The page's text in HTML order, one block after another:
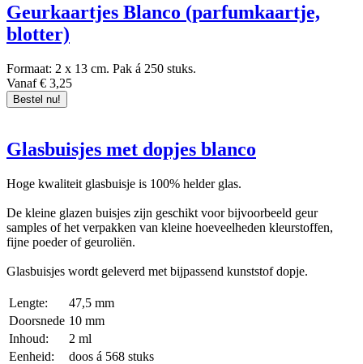
Geurkaartjes Blanco (parfumkaartje,
blotter)
Formaat: 2 x 13 cm. Pak á 250 stuks.
Vanaf € 3,25
Bestel nu!
Glasbuisjes met dopjes blanco
Hoge kwaliteit glasbuisje is 100% helder glas.
De kleine glazen buisjes zijn geschikt voor bijvoorbeeld geur
samples of het verpakken van kleine hoeveelheden kleurstoffen,
fijne poeder of geuroliën.
Glasbuisjes wordt geleverd met bijpassend kunststof dopje.
Lengte:
47,5 mm
Doorsnede 10 mm
Inhoud:
2 ml
Eenheid:
doos á 568 stuks